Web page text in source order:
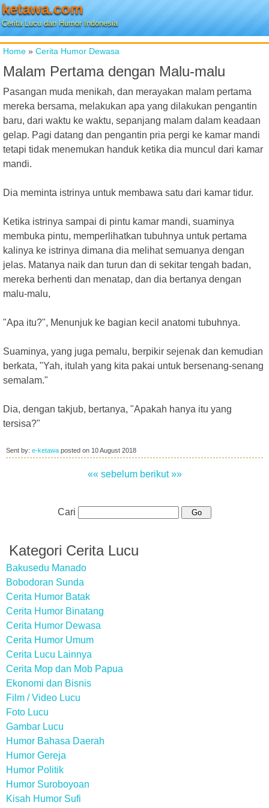
ketawa.com
Cerita Lucu dan Humor Indonesia
Home » Cerita Humor Dewasa
Malam Pertama dengan Malu-malu
Pasangan muda menikah, dan merayakan malam pertama
mereka bersama, melakukan apa yang dilakukan pengantin
baru, dari waktu ke waktu, sepanjang malam dalam keadaan
gelap. Pagi datang dan pengantin pria pergi ke kamar mandi
tetapi tidak menemukan handuk ketika dia muncul dari kamar
mandi.
Dia meminta istrinya untuk membawa satu dari kamar tidur.
Ketika istrinya sampai di pintu kamar mandi, suaminya
membuka pintu, memperlihatkan tubuhnya untuk pertama
kalinya ke istrinya dimana dia melihat semuanya dengan
jelas. Matanya naik dan turun dan di sekitar tengah badan,
mereka berhenti dan menatap, dan dia bertanya dengan
malu-malu,
"Apa itu?", Menunjuk ke bagian kecil anatomi tubuhnya.
Suaminya, yang juga pemalu, berpikir sejenak dan kemudian
berkata, "Yah, itulah yang kita pakai untuk bersenang-senang
semalam."
Dia, dengan takjub, bertanya, "Apakah hanya itu yang
tersisa?"
Sent by: e-ketawa posted on 10 August 2018
«« sebelum berikut »»
Cari
Kategori Cerita Lucu
Bakusedu Manado
Bobodoran Sunda
Cerita Humor Batak
Cerita Humor Binatang
Cerita Humor Dewasa
Cerita Humor Umum
Cerita Lucu Lainnya
Cerita Mop dan Mob Papua
Ekonomi dan Bisnis
Film / Video Lucu
Foto Lucu
Gambar Lucu
Humor Bahasa Daerah
Humor Gereja
Humor Politik
Humor Suroboyoan
Kisah Humor Sufi